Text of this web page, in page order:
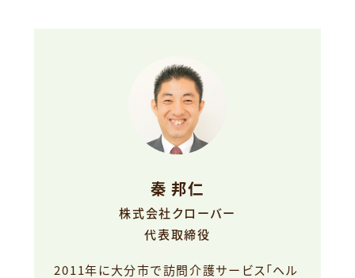
秦 邦仁
株式会社クローバー
代表取締役
2011年に大分市で訪問介護サービス「ヘル